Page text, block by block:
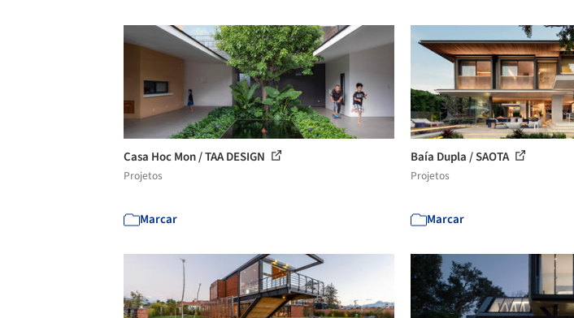
Casa Hoc Mon / TAA DESIGN
Projetos
Marcar
Baía Dupla / SAOTA
Projetos
Marcar